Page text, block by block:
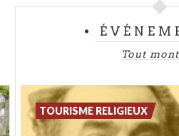
Tout
TOURISME RELIGIEUX